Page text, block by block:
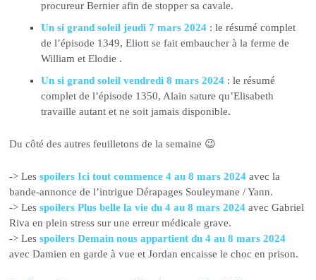
procureur Bernier afin de stopper sa cavale.
Un si grand soleil jeudi 7 mars 2024 : le résumé complet
de l’épisode 1349, Eliott se fait embaucher à la ferme de
William et Elodie .
Un si grand soleil vendredi 8 mars 2024 : le résumé
complet de l’épisode 1350, Alain sature qu’Elisabeth
travaille autant et ne soit jamais disponible.
Du côté des autres feuilletons de la semaine 😉
-> Lesspoilers Ici tout commence 4 au 8 mars 2024 avec la
bande-annonce de l’intrigue Dérapages Souleymane / Yann.
-> Lesspoilers Plus belle la vie du 4 au 8 mars 2024 avec Gabriel
Riva en plein stress sur une erreur médicale grave.
-> Lesspoilers Demain nous appartient du 4 au 8 mars 2024
avec Damien en garde à vue et Jordan encaisse le choc en prison.